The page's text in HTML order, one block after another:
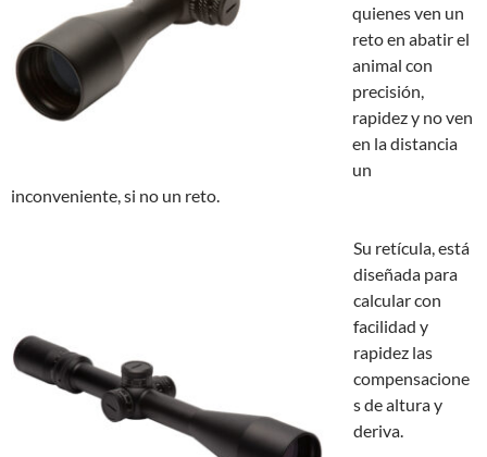
quienes ven un
reto en abatir el
animal con
precisión,
rapidez y no ven
en la distancia
un
inconveniente, si no un reto.
Su retícula, está
diseñada para
calcular con
facilidad y
rapidez las
compensacione
s de altura y
deriva.